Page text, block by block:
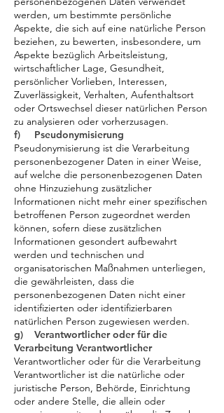
werden, um bestimmte persönliche
Aspekte, die sich auf eine natürliche Person
beziehen, zu bewerten, insbesondere, um
Aspekte bezüglich Arbeitsleistung,
wirtschaftlicher Lage, Gesundheit,
persönlicher Vorlieben, Interessen,
Zuverlässigkeit, Verhalten, Aufenthaltsort
oder Ortswechsel dieser natürlichen Person
zu analysieren oder vorherzusagen.
f) Pseudonymisierung
Pseudonymisierung ist die Verarbeitung
personenbezogener Daten in einer Weise,
auf welche die personenbezogenen Daten
ohne Hinzuziehung zusätzlicher
Informationen nicht mehr einer spezifischen
betroffenen Person zugeordnet werden
können, sofern diese zusätzlichen
Informationen gesondert aufbewahrt
werden und technischen und
organisatorischen Maßnahmen unterliegen,
die gewährleisten, dass die
personenbezogenen Daten nicht einer
identifizierten oder identifizierbaren
natürlichen Person zugewiesen werden.
g) Verantwortlicher oder für die
Verarbeitung Verantwortlicher
Verantwortlicher oder für die Verarbeitung
Verantwortlicher ist die natürliche oder
juristische Person, Behörde, Einrichtung
oder andere Stelle, die allein oder